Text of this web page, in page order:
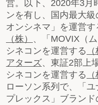
営。以下、2020年3月
ンを有し、国内最大
オンシネマ」を運営す
（株） 、「MOVIX（
シネコンを運営する
アターズ、東証2部上
シネコンを運営する
ローソン系列で、「
プレックス」ブラン